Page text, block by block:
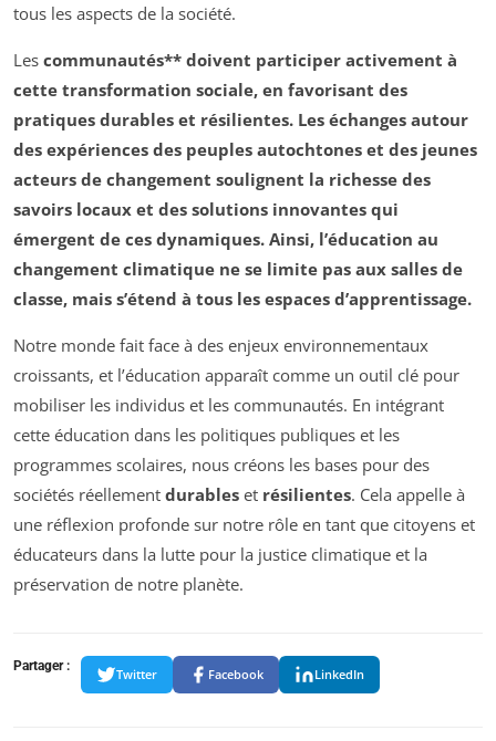
tous les aspects de la société.
Les communautés** doivent participer activement à
cette transformation sociale, en favorisant des
pratiques durables et résilientes. Les échanges autour
des expériences des peuples autochtones et des jeunes
acteurs de changement soulignent la richesse des
savoirs locaux et des solutions innovantes qui
émergent de ces dynamiques. Ainsi, l’éducation au
changement climatique ne se limite pas aux salles de
classe, mais s’étend à tous les espaces d’apprentissage.
Notre monde fait face à des enjeux environnementaux
croissants, et l’éducation apparaît comme un outil clé pour
mobiliser les individus et les communautés. En intégrant
cette éducation dans les politiques publiques et les
programmes scolaires, nous créons les bases pour des
sociétés réellement durables et résilientes. Cela appelle à
une réflexion profonde sur notre rôle en tant que citoyens et
éducateurs dans la lutte pour la justice climatique et la
préservation de notre planète.
Partager :
Twitter Facebook LinkedIn